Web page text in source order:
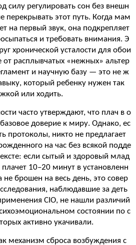
силу регулировать сон без внешн
перекрывать этот путь. Когда мам
на первый звук, она подкрепляет
и требовать внимания. Э
хронической усталости для обои
от расплывчатых «нежных» альтер
и научную базу — это не ж
который ребенку нужен так
или ходить.
часто утверждают, что плач в о
доверие к миру. Однако, ес
протоколы, никто не предлагает
на час без всякой подде
если сытый и здоровый млад
10–20 минут в установленн
брошен на весь день, это совер
наблюдавшие за деть
CIO, не нашли различий
состоянии по с
активно укачивали.
механизм сброса возбуждения с